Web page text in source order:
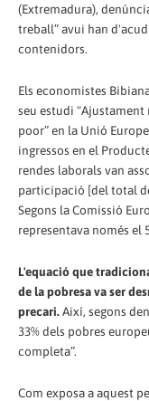
(Extremadura),
treball” avui han
contenidors.
Els economistes
seu estudi "Ajustament
poor” en la Unió
ingressos en el
rendes laborals van
participació [del total
Segons la Comissió
representava només el
L'equació que
de la pobresa va ser
precari.Així, segons
33% dels pobres
completa”.
Com exposa a aquest